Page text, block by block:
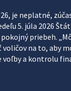
je neplatné,
5. júla 2026
priebeh.
voličov na to, aby
a kontrolu